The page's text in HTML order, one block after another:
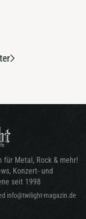
Metal, Rock & mehr!
Konzert- und
seit 1998
info@twilight-magazin.de